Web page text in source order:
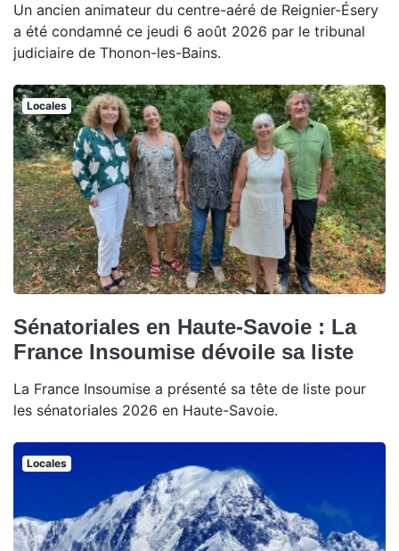
Un ancien animateur du centre-aéré de Reignier-Ésery
a été condamné ce jeudi 6 août 2026 par le tribunal
judiciaire de Thonon-les-Bains.
Locales
Sénatoriales en Haute-Savoie : La
France Insoumise dévoile sa liste
La France Insoumise a présenté sa tête de liste pour
les sénatoriales 2026 en Haute-Savoie.
Locales